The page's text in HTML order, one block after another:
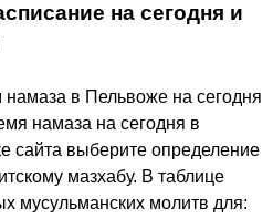
на сегодня и
в Пельвоже на сегодня
намаза на сегодня в
выберите определение
мазхабу. В таблице
мусульманских молитв для: